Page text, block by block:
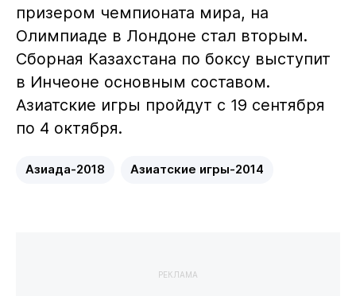
призером чемпионата мира, на
Олимпиаде в Лондоне стал вторым.
Сборная Казахстана по боксу выступит
в Инчеоне основным составом.
Азиатские игры пройдут с 19 сентября
по 4 октября.
Азиада-2018 Азиатские игры-2014
РЕКЛАМА